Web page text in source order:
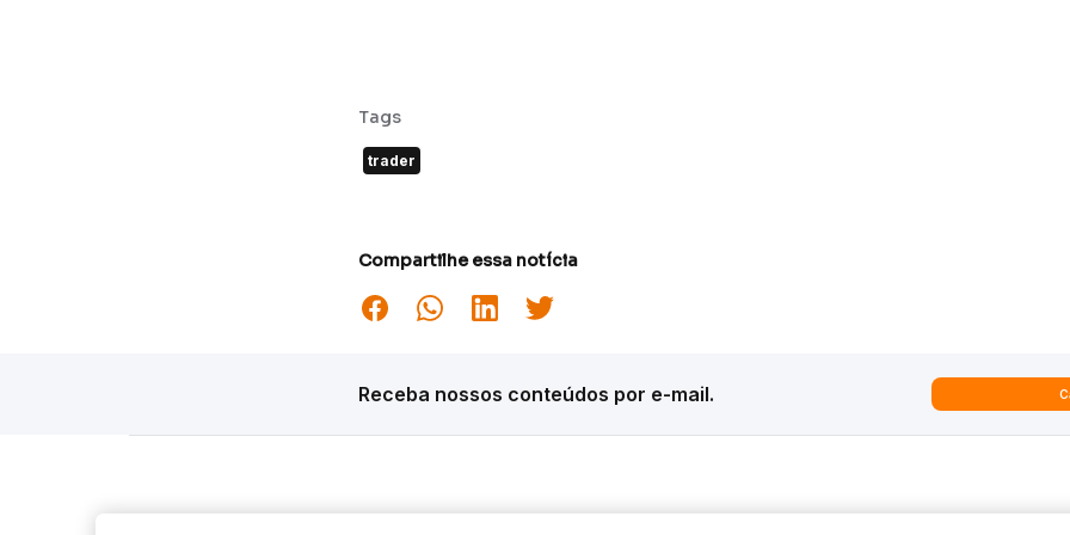
Tags
trader
Compartilhe essa notícia
Receba nossos conteúdos por e-mail.